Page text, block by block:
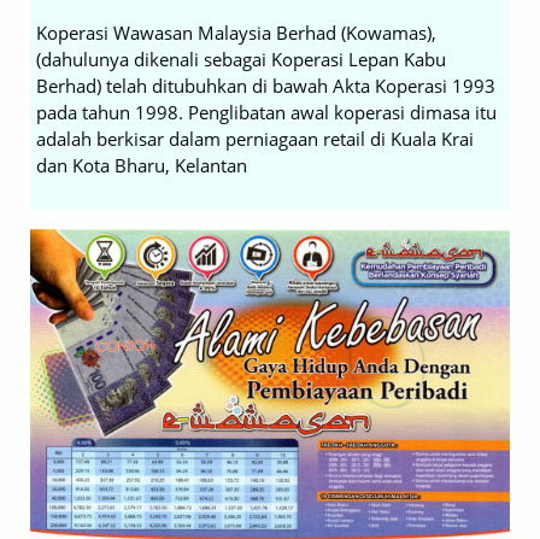
Koperasi Wawasan Malaysia Berhad (Kowamas),
(dahulunya dikenali sebagai Koperasi Lepan Kabu
Berhad) telah ditubuhkan di bawah Akta Koperasi 1993
pada tahun 1998. Penglibatan awal koperasi dimasa itu
adalah berkisar dalam perniagaan retail di Kuala Krai
dan Kota Bharu, Kelantan